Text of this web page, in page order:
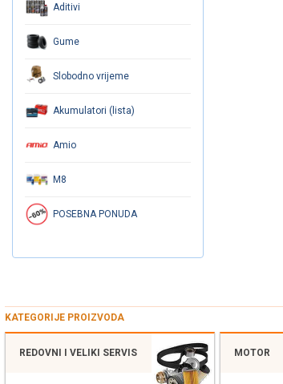
Aditivi
Gume
Slobodno vrijeme
Akumulatori (lista)
Amio
M8
POSEBNA PONUDA
KATEGORIJE PROIZVODA
REDOVNI I VELIKI SERVIS MOTOR